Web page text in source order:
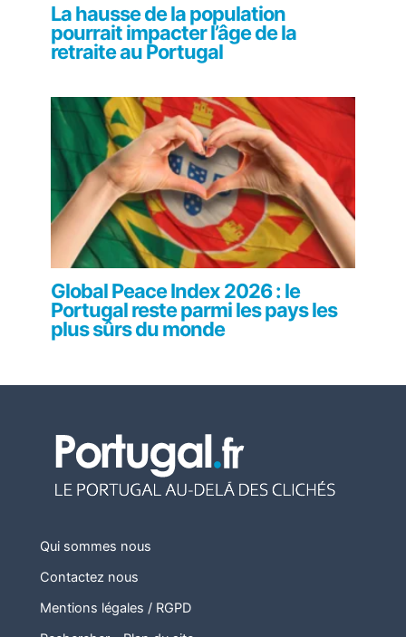
La hausse de la population
pourrait impacter l’âge de la
retraite au Portugal
Global Peace Index 2026 : le
Portugal reste parmi les pays les
plus sûrs du monde
Qui sommes nous
Contactez nous
Mentions légales / RGPD